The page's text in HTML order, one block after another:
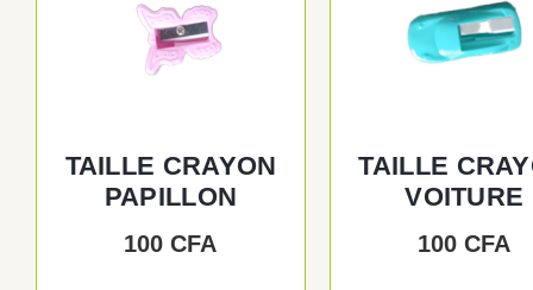
TAILLE CRAYON
PAPILLON
100CFA
TAILLE
VOITURE
100CFA